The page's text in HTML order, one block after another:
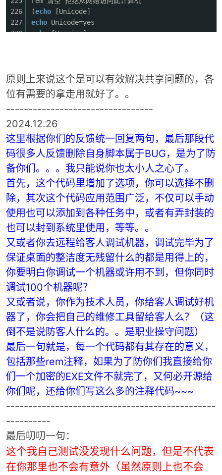
226
227
228
232
233
234
235
236
238
239
240
241
242
243
244
245
246
247
248
249
250
251
253
254
255
256
257
258
259
260
261
265
266
267
268
(echo
[Unicode]
echo Unicode=yes
echo [Version]
echo sedenynetworklogonright =
echo
senetworklogonright =
secedit /configure /db "%TEMP%\zcl.sdb"
rem 断开所有连接
net use * /del /y
rem 在局域网内不隐藏自己的计算机名
net config server /hidden:no
rem net share ipc$
gpupdate /force
echo 开启SMB1 支持
DISM /Online /Enable-Feature /
rem===============请在10秒内按Y键执行以下命令
@ echo off
ver | findstr"6."
choice /c yn /t 4 /d n /M"是否启用LPD打印共享功
if errorlevel 2 (
remecho
这里是按N键后执行内容
)else (
echo 开启LPD打印相关功能……
dism /online /enable-feature /featurename:
dism /online /enable-feature /featurename:
dism /online /enable-feature /featurename:
dism /online /enable-feature /featurename:
原则上来说这个是可以有效解决共享问题的，各
位有需要的拿走用就好了。。
---------------------------------
2024.12.26
这里根据你们的反馈统一回复两句，最后那段代
码很多人反馈删除自身脚本属于BUG，是为了防
备你们。。。我只能说你也太小人之心了。
首先，这个代码里增加了选项，你可以选择不删
除，其次这个代码应用范围广泛，不仅可以手动
使用也可以添加到各种任务中，或者有弄封装的
也可以封到系统里使用，等等。。
又或者你去远程给客人调试机器，调试完毕为了
保证桌面的整洁度无残留什么的都是用得上的，
你要明白你调试一个机器或许用不到，但你同时
调试100个机器呢？
又或者说，你作为技术人员，你给客人调试好机
器了，你会把自己的维修工具留给客人么？（这
倒不是说防客人什么的。。是职业操守问题）
最后一句就是，每一个代码都有其存在的意义，
包括那些rem注释，如果为了防你们我直接给你
们一个加密的EXE文件不就完了，又何必开源给
你们呢，还给你们写这么多的注释代码~~~
-----------------------------------------------
----------
最后叨叨一句：
这个我自己测试没发现什么问题，但是不代表
在你那里也不会有意外（虽然原则上也不会